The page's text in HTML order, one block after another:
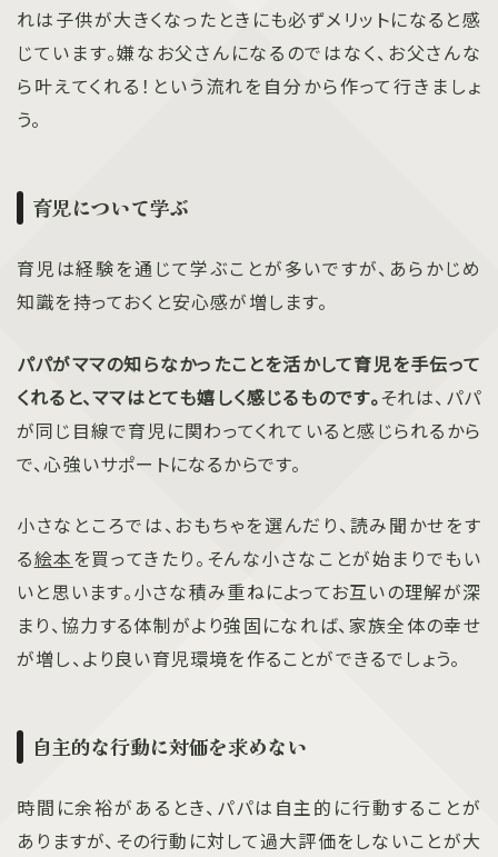
れは子供が大きくなったときにも必ずメリットになると感
じています。嫌なお父さんになるのではなく、お父さんな
ら叶えてくれる！という流れを自分から作って行きましょ
う。
育児について学ぶ
育児は経験を通じて学ぶことが多いですが、あらかじめ
知識を持っておくと安心感が増します。
パパがママの知らなかったことを活かして育児を手伝って
くれると、ママはとても嬉しく感じるものです。それは、パパ
が同じ目線で育児に関わってくれていると感じられるから
で、心強いサポートになるからです。
小さなところでは、おもちゃを選んだり、読み聞かせをす
る絵本 を買ってきたり。そんな小さなことが始まりでもい
いと思います。小さな積み重ねによってお互いの理解が深
まり、協力する体制がより強固になれば、家族全体の幸せ
が増し、より良い育児環境を作ることができるでしょう。
自主的な行動に対価を求めない
時間に余裕があるとき、パパは自主的に行動することが
ありますが、その行動に対して過大評価をしないことが大